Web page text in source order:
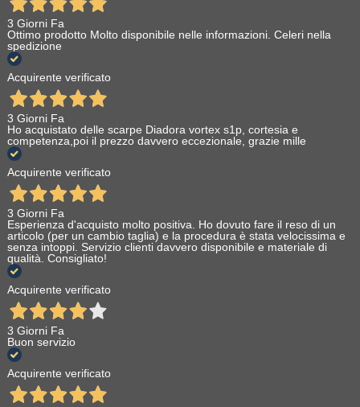
3 Giorni Fa
Ottimo prodotto Molto disponibile nelle informazioni. Celeri nella
spedizione
Acquirente verificato
3 Giorni Fa
Ho acquistato delle scarpe Diadora vortex s1p, cortesia e
competenza,poi il prezzo davvero eccezionale, grazie mille
Acquirente verificato
3 Giorni Fa
Esperienza d'acquisto molto positiva. Ho dovuto fare il reso di un
articolo (per un cambio taglia) e la procedura è stata velocissima e
senza intoppi. Servizio clienti davvero disponibile e materiale di
qualità. Consigliato!
Acquirente verificato
3 Giorni Fa
Buon servizio
Acquirente verificato